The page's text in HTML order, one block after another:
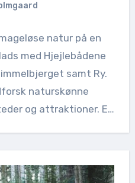
natur på en
med Hjejlebådene
samt Ry.
naturskønne
og attraktioner. En